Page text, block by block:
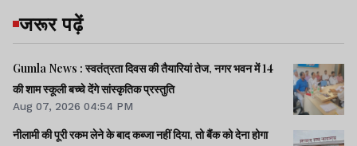
जरूर पढ़ें
Gumla News : स्वतंत्रता दिवस की तैयारियां तेज, नगर भवन में 14
की शाम स्कूली बच्चे देंगे सांस्कृतिक प्रस्तुति
Aug 07, 2026 04:54 PM
नीलामी की पूरी रकम लेने के बाद कब्जा नहीं दिया, तो बैंक को देना होगा